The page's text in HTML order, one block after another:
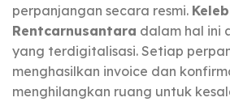
perpanjangan secara resmi.
Rentcarnusantara dalam hal ini
yang terdigitalisasi. Setiap
menghasilkan invoice dan
menghilangkan ruang untuk